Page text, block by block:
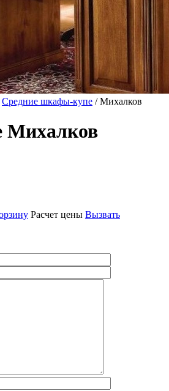
Средние шкафы-купе / Михалков
Расчет цены Вызвать